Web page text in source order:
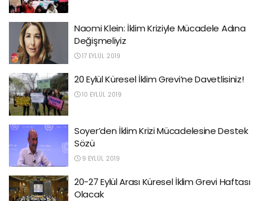
Naomi Klein: İklim Kriziyle Mücadele Adına
Değişmeliyiz
17 EYLÜL 2019
20 Eylül Küresel İklim Grevi’ne Davetlisiniz!
10 EYLÜL 2019
Soyer’den İklim Krizi Mücadelesine Destek
Sözü
9 EYLÜL 2019
20-27 Eylül Arası Küresel İklim Grevi Haftası
Olacak